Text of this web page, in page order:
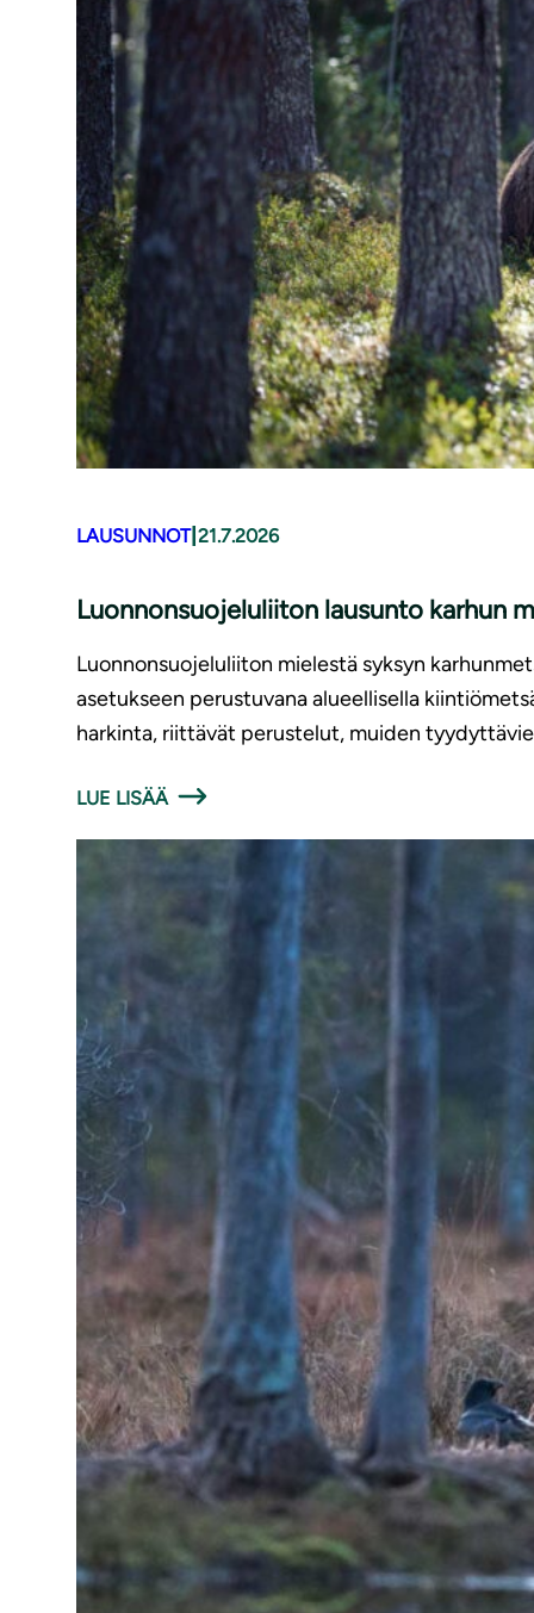
LAUSUNNOT| 21.7.2026
Luonnonsuojeluliiton lausunto karhun
Luonnonsuojeluliiton mielestä syksyn
asetukseen perustuvana alueellisella
harkinta, riittävät perustelut, muiden
LUE LISÄÄ